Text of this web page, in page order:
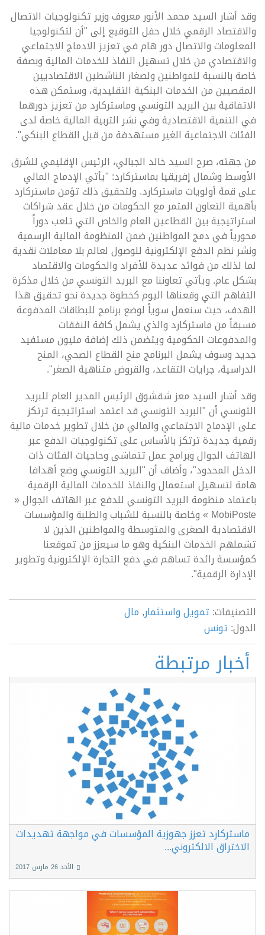
وقد أشار السيد محمد الأنور معروف وزير تكنولوجيات الاتصال
والاقتصاد الرقمي خلال حفل التوقيع إلى "أن لتكنولوجيا
المعلومات والاتصال دور هام في تعزيز الادماج الاجتماعي
والاقتصادي من خلال تسهيل النفاذ للخدمات المالية وبصفة
خاصة بالنسبة للمواطنين ولصغار الناشطين الاقتصاديين
المقصيين من الخدمات البنكية التقليدية، وستمكن هذه
الاتفاقية بين البريد التونسي وماستركارد من تعزيز دورهما
في التنمية الاقتصادية وفي نشر التربية المالية خاصة لدى
الفئات الاجتماعية الغير مستهدفة من قبل القطاع البنكي".
من جهته، صرح السيد خالد الجبالي، الرئيس الإقليمي للشرق
الأوسط وشمال إفريقيا بماستركارد: "يأتي الإدماج المالي
على قمة أولويات ماستركارد. ولتحقيق ذلك تؤمن ماستركارد
بأهمية التعاون المثمر مع الحكومات من خلال عقد شراكات
استراتيجية بين القطاعين العام والخاص التي تلعب دوراً
محورياً في دمج المواطنين ضمن المنظومة المالية الرسمية
ونشر نظم الدفع الإلكترونية للوصول لعالم بلا معاملات نقدية
لما لذلك من فوائد عديدة للأفراد والحكومات والاقتصاد
بشكل عام. ويأتي تعاوننا مع البريد التونسي من خلال مذكرة
التفاهم التي وقعناها اليوم كخطوة جديدة نحو تحقيق هذا
الهدف، حيث سنعمل سوياً لوضع برنامج للبطاقات المدفوعة
مسبقاً من ماستركارد والذي يشمل كافة النفقات
والمدفوعات الحكومية ويتضمن ذلك إضافة مليون مستفيد
جديد وسوف يشمل البرنامج منح القطاع الصحي، المنح
الدراسية، جرايات التقاعد، والقروض متناهية الصغر".
وقد أشار السيد معز شقشوق الرئيس المدير العام للبريد
التونسي أن "البريد التونسي قد اعتمد استراتيجية ترتكز
على الإدماج الاجتماعي والمالي من خلال تطوير خدمات مالية
رقمية جديدة ترتكز بالأساس على تكنولوجيات الدفع عبر
الهاتف الجوال وبرامج عمل تتماشى وحاجيات الفئات ذات
الدخل المحدود"، وأضاف أن "البريد التونسي وضع أهدافا
هامة لتسهيل استعمال والنفاذ للخدمات المالية الرقمية
باعتماد منظومة البريد التونسي للدفع عبر الهاتف الجوال «
MobiPoste » وخاصة بالنسبة للشباب والطلبة والمؤسسات
الاقتصادية الصغرى والمتوسطة والمواطنين الذين لا
تشملهم الخدمات البنكية وهو ما سيعزز من تموقعنا
كمؤسسة رائدة تساهم في دفع التجارة الإلكترونية وتطوير
الإدارة الرقمية".
التصنيفات:تمويل واستثمار,مال
الدول:تونس
أخبار مرتبطة
ماستركارد تعزز جهوزية المؤسسات في مواجهة تهديدات
الاختراق الالكتروني...
الأحد 26 مارس 2017